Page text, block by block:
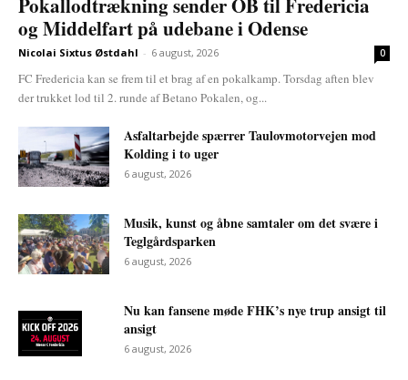
og Middelfart på udebane i Odense
Nicolai Sixtus Østdahl - 6 august, 2026 0
FC Fredericia kan se frem til et brag af en pokalkamp. Torsdag aften blev
der trukket lod til 2. runde af Betano Pokalen, og...
Asfaltarbejde spærrer Taulovmotorvejen mod
Kolding i to uger
6 august, 2026
Musik, kunst og åbne samtaler om det svære i
Teglgårdsparken
6 august, 2026
Nu kan fansene møde FHK’s nye trup ansigt til
ansigt
6 august, 2026